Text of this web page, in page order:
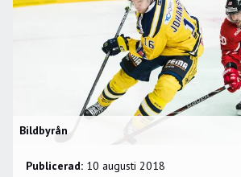
Bildbyrån
Publicerad: 10 augusti 2018